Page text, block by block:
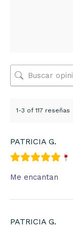
1-3 of 117 reseñas
PATRICIA G.
Me encantan
PATRICIA G.